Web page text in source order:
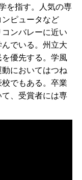
を指す。人気の専
ピュータなど
ンバレーに近い
でいる。州立大
優先する。学風
においてはつね
でもある。卒業
、受賞者には専